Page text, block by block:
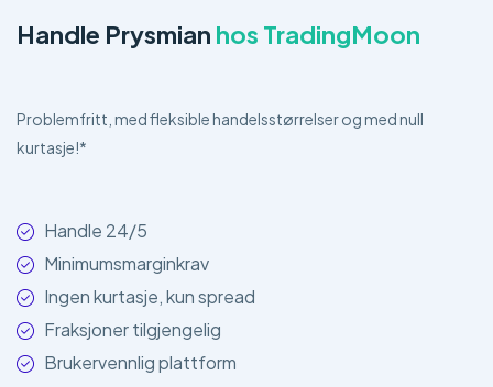
Handle Prysmian hos TradingMoon
Problemfritt, med fleksible handelsstørrelser og med null
kurtasje!*
Handle 24/5
Minimumsmarginkrav
Ingen kurtasje, kun spread
Fraksjoner tilgjengelig
Brukervennlig plattform